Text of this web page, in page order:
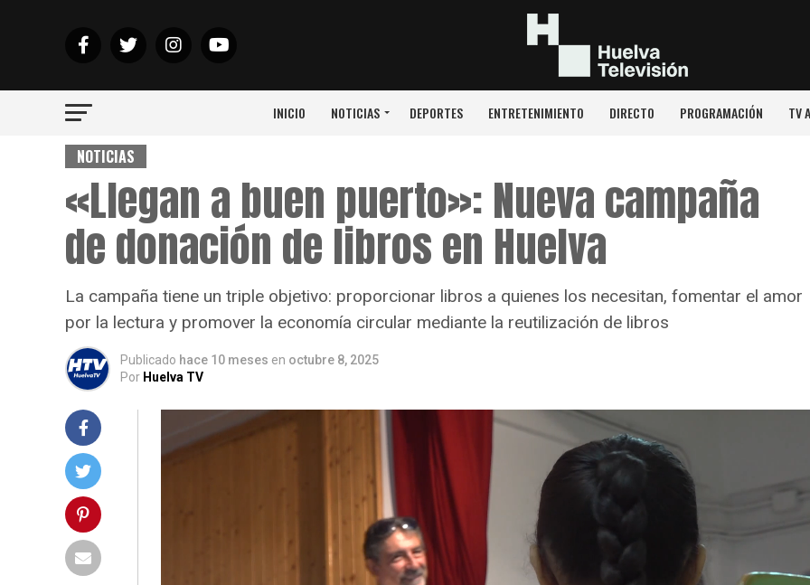
INICIO NOTICIAS DEPORTES ENTRETENIMIENTO DIRECTO PROGRAMACIÓN TV
NOTICIAS
«Llegan a buen puerto»: Nueva campaña
de donación de libros en Huelva
La campaña tiene un triple objetivo: proporcionar libros a quienes los necesitan, fomentar el amor
por la lectura y promover la economía circular mediante la reutilización de libros
Publicado hace 10 meses en octubre 8, 2025
Por Huelva TV